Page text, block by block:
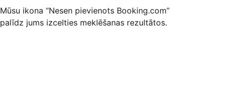
Mūsu ikona “Nesen pievienots Booking.com”
palīdz jums izcelties meklēšanas rezultātos.